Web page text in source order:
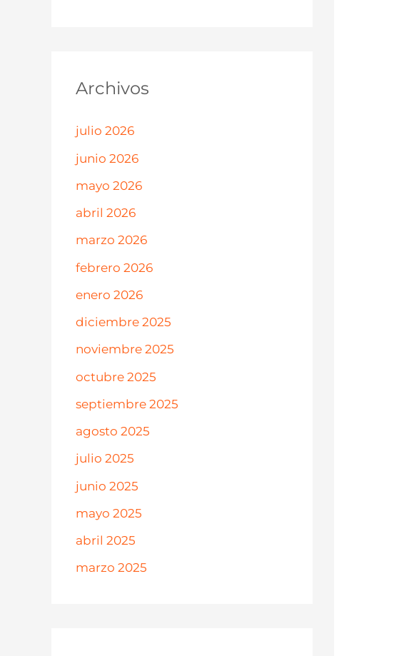
Archivos
julio 2026
junio 2026
mayo 2026
abril 2026
marzo 2026
febrero 2026
enero 2026
diciembre 2025
noviembre 2025
octubre 2025
septiembre 2025
agosto 2025
julio 2025
junio 2025
mayo 2025
abril 2025
marzo 2025